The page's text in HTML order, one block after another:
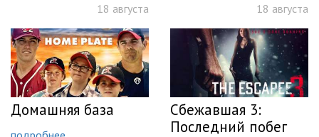
18 августа
Домашняя база
18 августа
Сбежавшая 3:
Последний побег